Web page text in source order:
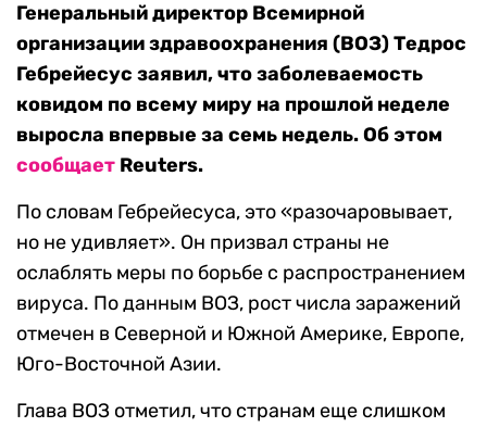
Генеральный директор Всемирной
организации здравоохранения (ВОЗ) Тедрос
Гебрейесус заявил, что заболеваемость
ковидом по всему миру на прошлой неделе
выросла впервые за семь недель. Об этом
сообщает Reuters.
По словам Гебрейесуса, это «разочаровывает,
но не удивляет». Он призвал страны не
ослаблять меры по борьбе с распространением
вируса. По данным ВОЗ, рост числа заражений
отмечен в Северной и Южной Америке, Европе,
Юго-Восточной Азии.
Глава ВОЗ отметил, что странам еще слишком